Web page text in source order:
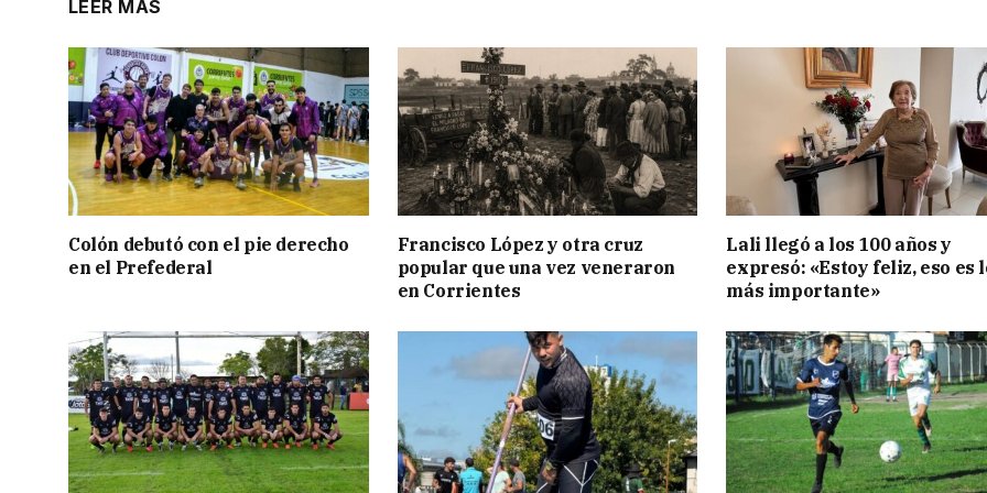
LEER MÁS
Colón debutó con el pie derecho
en el Prefederal
Francisco López y otra cruz
popular que una vez veneraron
en Corrientes
Lali llegó a los 100 años y
expresó: «Estoy feliz, eso es
más importante»